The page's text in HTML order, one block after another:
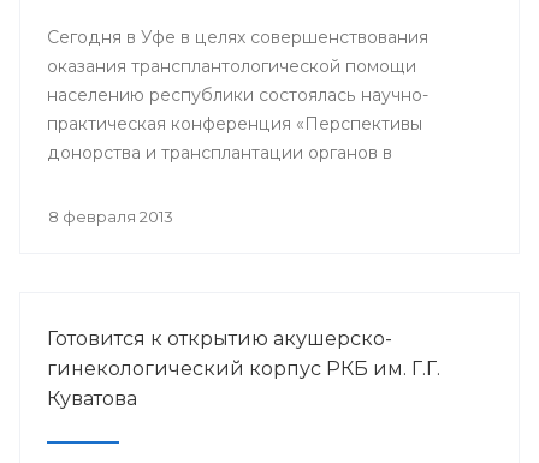
Сегодня в Уфе в целях совершенствования
оказания трансплантологической помощи
населению республики состоялась научно-
практическая конференция «Перспективы
донорства и трансплантации органов в
8 февраля 2013
Готовится к открытию акушерско-
гинекологический корпус РКБ им. Г.Г.
Куватова